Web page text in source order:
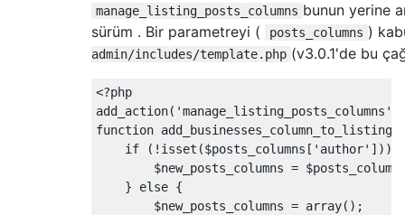
manage_listing_posts_columns bunun yerine
sürüm . Bir parametreyi (
posts_columns )
admin/includes/template.php (v3.0.1'de bu
<?php
add_action( 'manage_listing_posts_columns'
function
if
(! isset ($posts_columns [ 'author' ]))
        $new_posts_columns
=
}
else {
        $new_posts_columns
= array();